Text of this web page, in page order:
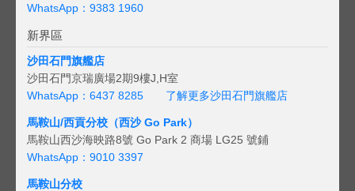
WhatsApp：9383 1960
新界區
沙田石門旗艦店
沙田石門京瑞廣場2期9樓J,H室
WhatsApp：6437 8285
了解更多沙田石門旗艦店
馬鞍山/西貢分校（西沙 Go Park）
馬鞍山西沙海映路8號 Go Park 2 商場 LG25 號鋪
WhatsApp：9010 3397
馬鞍山分校